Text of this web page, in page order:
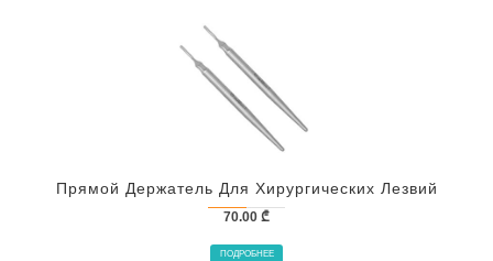
Прямой Держатель Для Хирургических Лезвий
70.00 ₾
ПОДРОБНЕЕ